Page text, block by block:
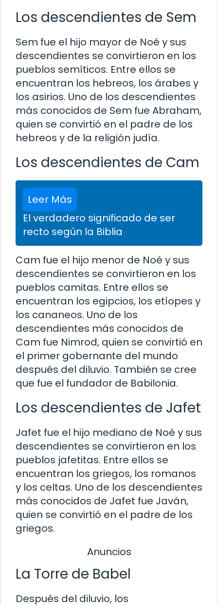
Los descendientes de Sem
Sem fue el hijo mayor de Noé y sus
descendientes se convirtieron en los
pueblos semíticos. Entre ellos se
encuentran los hebreos, los árabes y
los asirios. Uno de los descendientes
más conocidos de Sem fue Abraham,
quien se convirtió en el padre de los
hebreos y de la religión judía.
Los descendientes de Cam
Leer Más
El verdadero significado de ser
recto según la Biblia
Cam fue el hijo menor de Noé y sus
descendientes se convirtieron en los
pueblos camitas. Entre ellos se
encuentran los egipcios, los etíopes y
los cananeos. Uno de los
descendientes más conocidos de
Cam fue Nimrod, quien se convirtió en
el primer gobernante del mundo
después del diluvio. También se cree
que fue el fundador de Babilonia.
Los descendientes de Jafet
Jafet fue el hijo mediano de Noé y sus
descendientes se convirtieron en los
pueblos jafetitas. Entre ellos se
encuentran los griegos, los romanos
y los celtas. Uno de los descendientes
más conocidos de Jafet fue Javán,
quien se convirtió en el padre de los
griegos.
Anuncios
La Torre de Babel
Después del diluvio, los